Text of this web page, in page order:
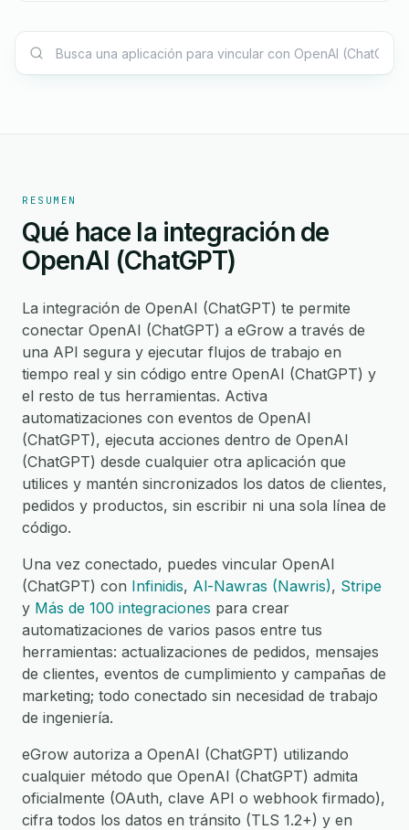
RESUMEN
Qué hace la integración de
OpenAI (ChatGPT)
La integración de OpenAI (ChatGPT) te permite
conectar OpenAI (ChatGPT) a eGrow a través de
una API segura y ejecutar flujos de trabajo en
tiempo real y sin código entre OpenAI (ChatGPT) y
el resto de tus herramientas. Activa
automatizaciones con eventos de OpenAI
(ChatGPT), ejecuta acciones dentro de OpenAI
(ChatGPT) desde cualquier otra aplicación que
utilices y mantén sincronizados los datos de clientes,
pedidos y productos, sin escribir ni una sola línea de
código.
Una vez conectado, puedes vincular OpenAI
(ChatGPT) con Infinidis, Al-Nawras (Nawris), Stripe
y Más de 100 integraciones para crear
automatizaciones de varios pasos entre tus
herramientas: actualizaciones de pedidos, mensajes
de clientes, eventos de cumplimiento y campañas de
marketing; todo conectado sin necesidad de trabajo
de ingeniería.
eGrow autoriza a OpenAI (ChatGPT) utilizando
cualquier método que OpenAI (ChatGPT) admita
oficialmente (OAuth, clave API o webhook firmado),
cifra todos los datos en tránsito (TLS 1.2+) y en